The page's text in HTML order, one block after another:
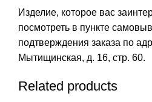
Изделие, которое вас
посмотреть в пункте
подтверждения заказа по
Мытищинская, д. 16, стр. 60.
Related products